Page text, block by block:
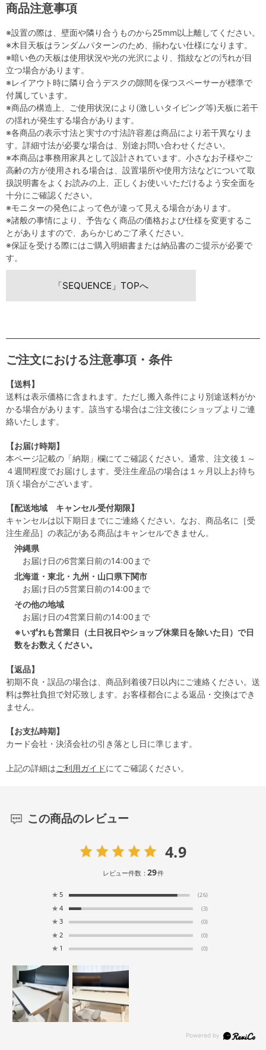
商品注意事項
※設置の際は、壁面や隣り合うものから25mm以上離してください。
※木目天板はランダムパターンのため、揃わない仕様になります。
※暗い色の天板は使用状況や光の光沢により、指紋などの汚れが目
立つ場合があります。
※レイアウト時に隣り合うデスクの隙間を保つスペーサーが標準で
付属しています。
※商品の構造上、ご使用状況により(激しいタイピング等)天板に若干
の揺れが発生する場合があります。
※各商品の表示寸法と実寸の寸法許容差は商品により若干異なりま
す。詳細寸法が必要な場合は、別途お問い合わせください。
※本商品は事務用家具として設計されています。小さなお子様やご
高齢の方が使用される場合は、設置場所や使用方法などについて取
扱説明書をよくお読みの上、正しくお使いいただけるよう安全面を
十分にご確認ください。
※モニターの発色によって色が違って見える場合があります。
※諸般の事情により、予告なく商品の価格および仕様を変更するこ
とがありますので、あらかじめご了承ください。
※保証を受ける際にはご購入明細書または納品書のご提示が必要で
す。
「SEQUENCE」TOPへ
ご注文における注意事項・条件
【送料】
送料は表示価格に含まれます。ただし搬入条件により別途送料がか
かる場合があります。該当する場合はご注文後にショップよりご連
絡いたします。
【お届け時期】
本ページ記載の「納期」欄にてご確認ください。通常、注文後１～
４週間程度でお届けします。受注生産品の場合は１ヶ月以上お待ち
頂く場合がございます。
【配送地域 キャンセル受付期限】
キャンセルは以下期日までにご連絡ください。なお、商品名に［受
注生産品］の表記がある商品はキャンセルできません。
沖縄県
お届け日の6営業日前の14:00まで
北海道・東北・九州・山口県下関市
お届け日の5営業日前の14:00まで
その他の地域
お届け日の4営業日前の14:00まで
※いずれも営業日（土日祝日やショップ休業日を除いた日）で日
数をお数えください。
【返品】
初期不良・誤品の場合は、商品到着後7日以内にご連絡ください。送
料は弊社負担で対応致します。お客様都合による返品・交換はでき
ません。
【お支払時期】
カード会社・決済会社の引き落とし日に準じます。
上記の詳細はご利用ガイドにてご確認ください。
この商品のレビュー
4.9
レビュー件数：29件
★ 5 (26)
★ 4 (3)
★ 3 (0)
★ 2 (0)
★ 1 (0)